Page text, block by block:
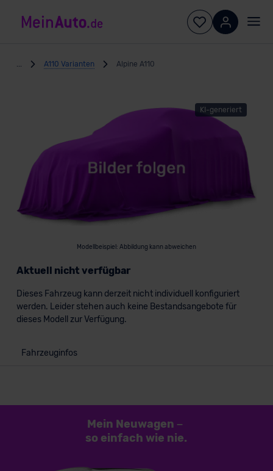
A110 Varianten Alpine A110
KI-generiert
Modellbeispiel: Abbildung kann abweichen
Aktuell nicht verfügbar
Dieses Fahrzeug kann derzeit nicht individuell konfiguriert
werden. Leider stehen auch keine Bestandsangebote für
dieses Modell zur Verfügung.
Fahrzeuginfos
Mein Neuwagen –
so einfach wie nie.